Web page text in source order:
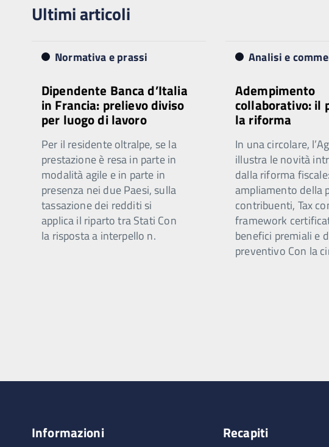
Ultimi articoli
Normativa e prassi
Dipendente Banca d’Italia
in Francia: prelievo diviso
per luogo di lavoro
Per il residente oltralpe, se la
prestazione è resa in parte in
modalità agile e in parte in
presenza nei due Paesi, sulla
tassazione dei redditi si
applica il riparto tra Stati Con
la risposta a interpello n.
Analisi e
Adempimento
collaborativo: il
la riforma
In una circolare,
illustra le novità
dalla riforma fiscale:
ampliamento della
contribuenti, Tax
framework
benefici premiali e
preventivo Con la
Informazioni Recapiti